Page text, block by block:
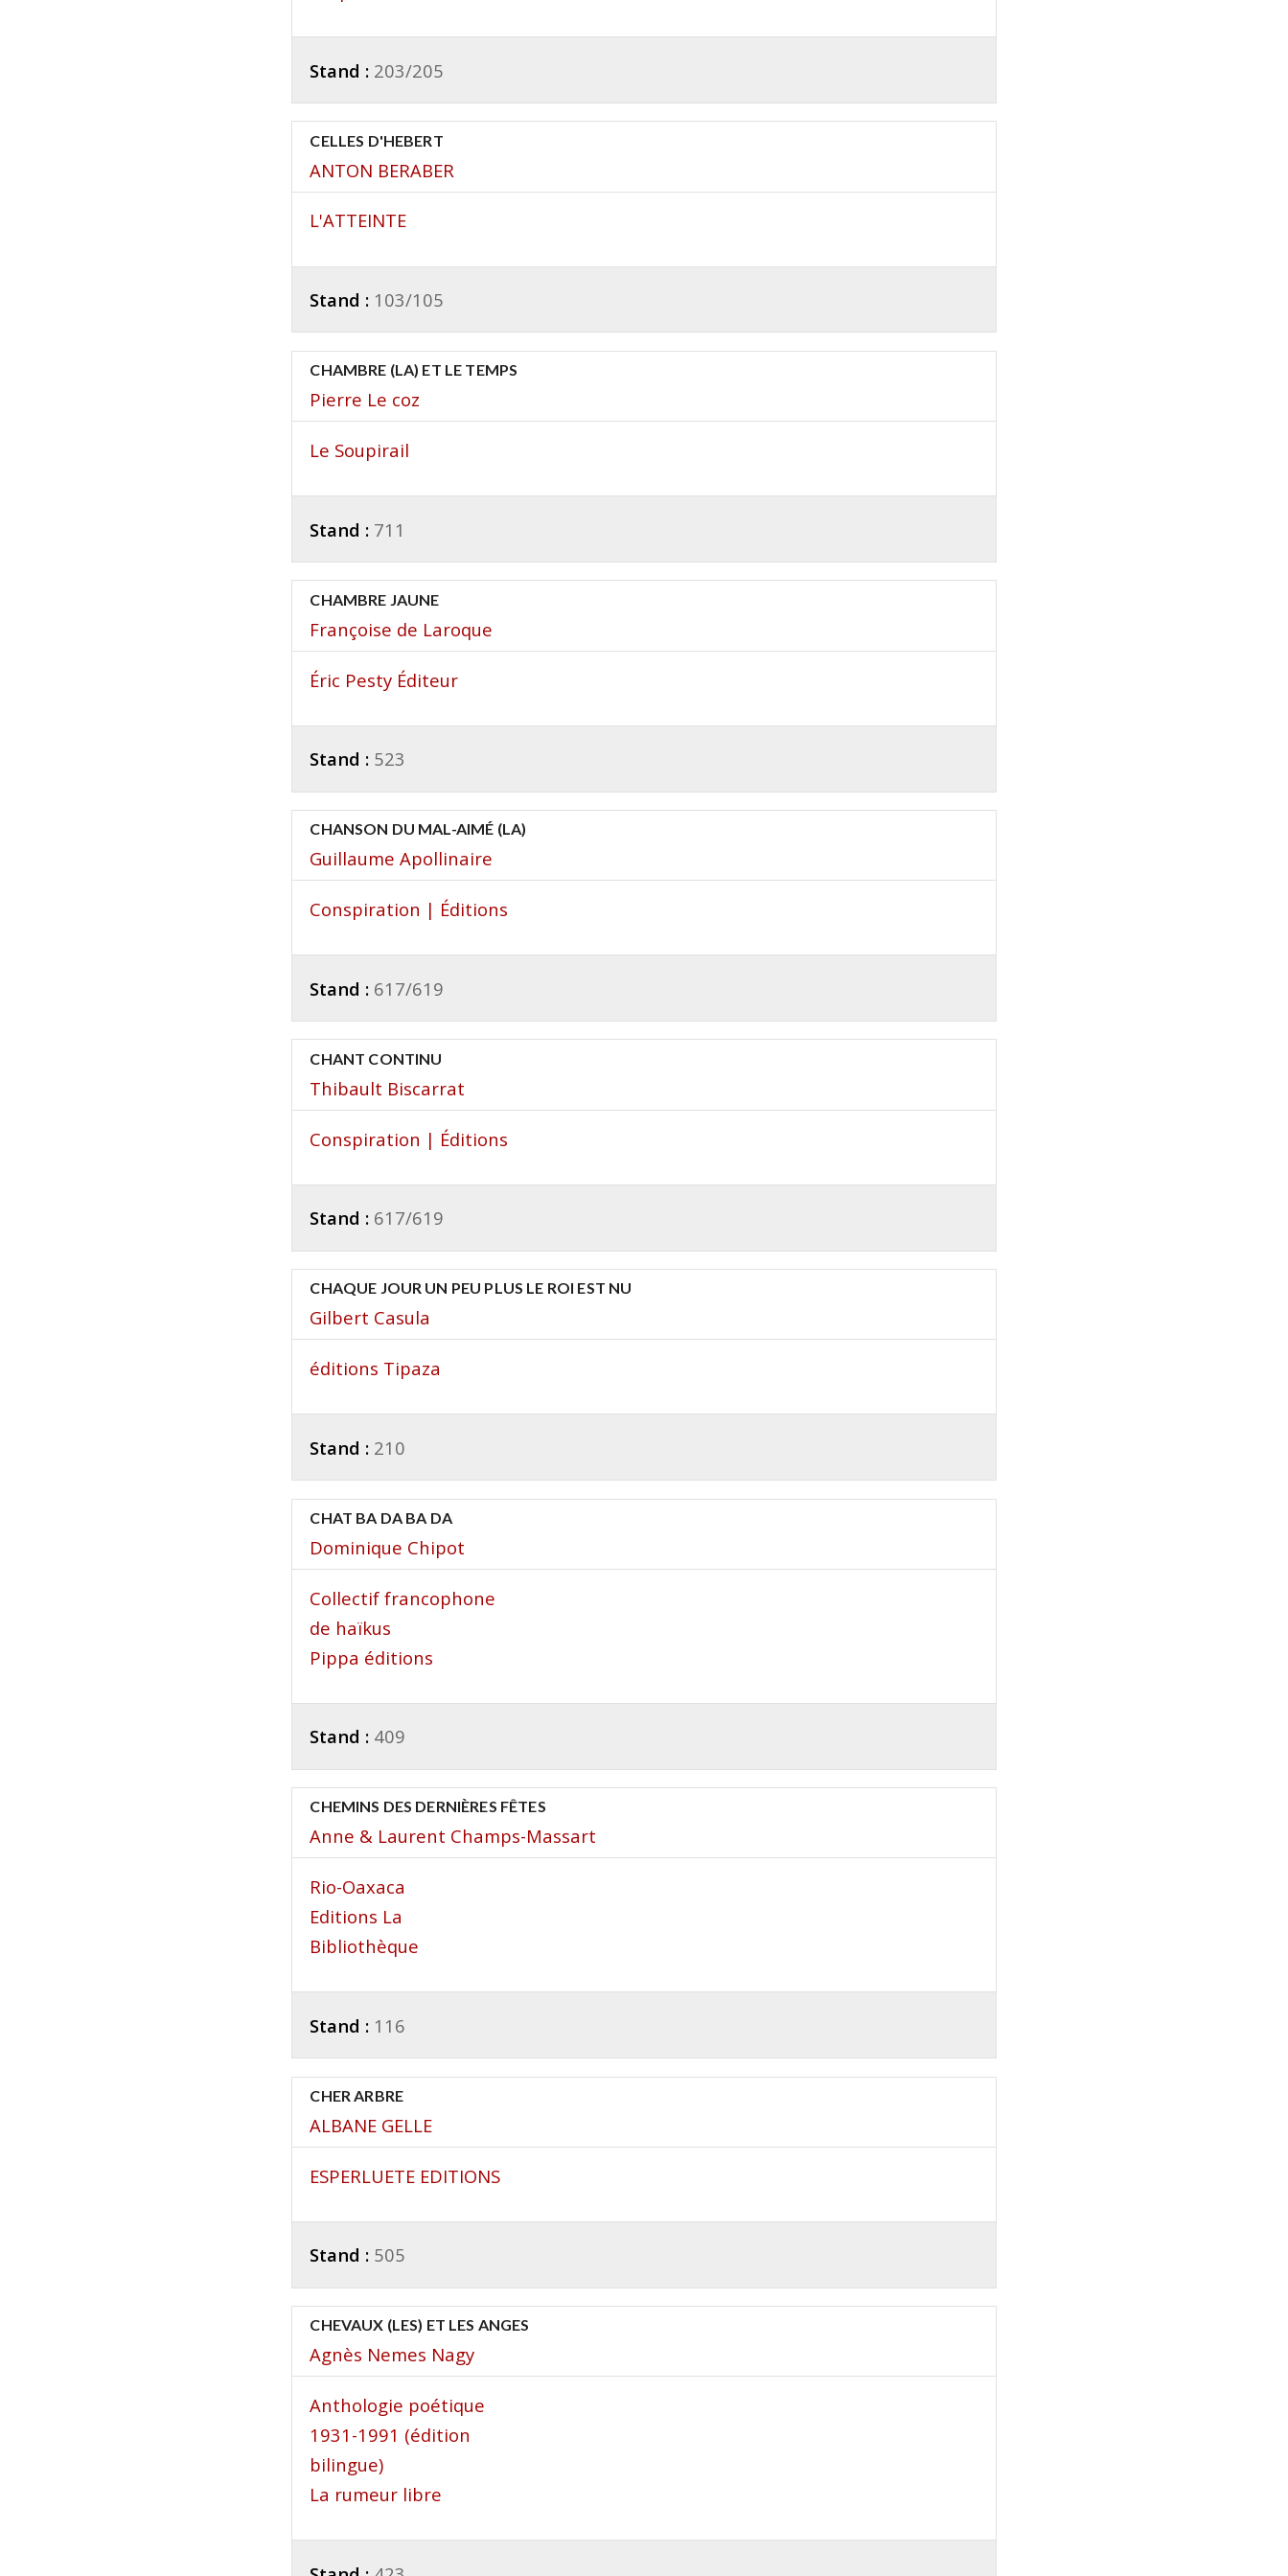
Stand : 203/205
CELLES D'HEBERT
ANTON BERABER
L'ATTEINTE
Stand : 103/105
CHAMBRE (LA) ET LE TEMPS
Pierre Le coz
Le Soupirail
Stand : 711
CHAMBRE JAUNE
Françoise de Laroque
Éric Pesty Éditeur
Stand : 523
CHANSON DU MAL-AIMÉ (LA)
Guillaume Apollinaire
Conspiration | Éditions
Stand : 617/619
CHANT CONTINU
Thibault Biscarrat
Conspiration | Éditions
Stand : 617/619
CHAQUE JOUR UN PEU PLUS LE ROI EST NU
Gilbert Casula
éditions Tipaza
Stand : 210
CHAT BA DA BA DA
Dominique Chipot
Collectif francophone
de haïkus
Pippa éditions
Stand : 409
CHEMINS DES DERNIÈRES FÊTES
Anne & Laurent Champs-Massart
Rio-Oaxaca
Editions La
Bibliothèque
Stand : 116
CHER ARBRE
ALBANE GELLE
ESPERLUETE EDITIONS
Stand : 505
CHEVAUX (LES) ET LES ANGES
Agnès Nemes Nagy
Anthologie poétique
1931-1991 (édition
bilingue)
La rumeur libre